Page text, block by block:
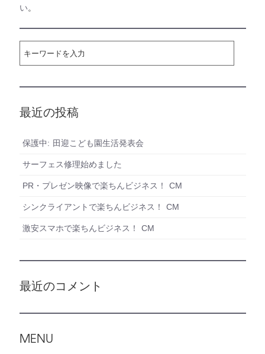
い。
最近の投稿
保護中: 田迎こども園生活発表会
サーフェス修理始めました
PR・プレゼン映像で楽ちんビジネス！ CM
シンクライアントで楽ちんビジネス！ CM
激安スマホで楽ちんビジネス！ CM
最近のコメント
MENU